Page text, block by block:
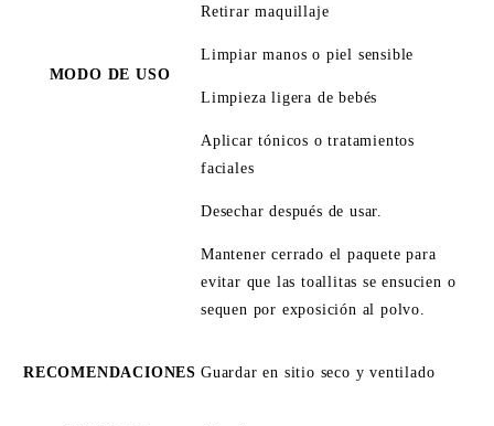
MODO DE USO
Retirar maquillaje
Limpiar manos o piel sensible
Limpieza ligera de bebés
Aplicar tónicos o tratamientos
faciales
Desechar después de usar.
Mantener cerrado el paquete para
evitar que las toallitas se ensucien o
sequen por exposición al polvo.
RECOMENDACIONES Guardar en sitio seco y ventilado